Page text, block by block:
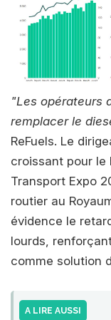
"Les opérateurs
remplacer le
ReFuels. Le
croissant pour le
Transport Expo
routier au
évidence le
lourds,
comme solution
A LIRE AUSSI